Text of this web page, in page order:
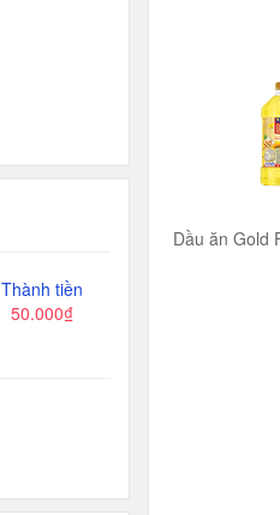
Thành tiền
50.000₫
Dầu ăn Gold